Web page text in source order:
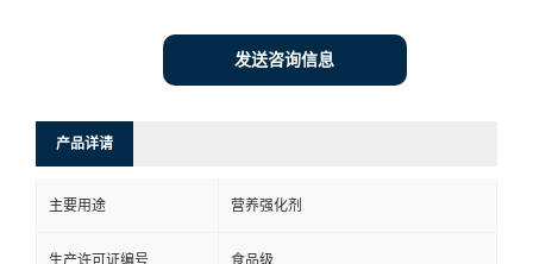
发送咨询信息
产品详请
主要用途 营养强化剂